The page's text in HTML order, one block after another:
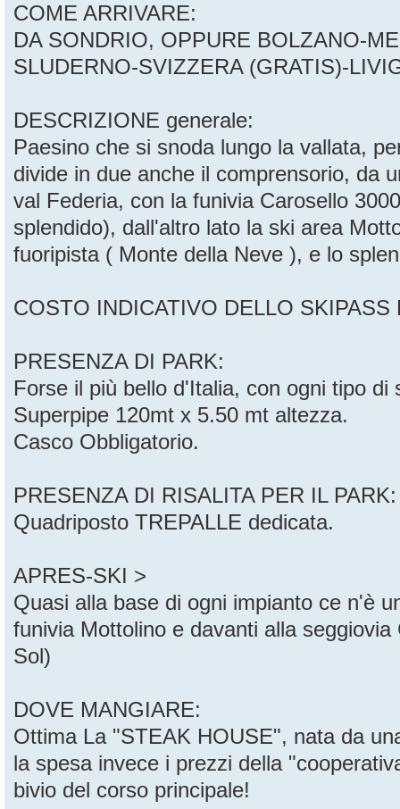
COME ARRIVARE:
DA SONDRIO, OPPURE BOLZANO-
SLUDERNO-SVIZZERA (GRATIS)-
DESCRIZIONE generale:
Paesino che si snoda lungo la vallata,
divide in due anche il comprensorio, da
val Federia, con la funivia Carosello
splendido), dall'altro lato la ski area
fuoripista ( Monte della Neve ), e lo
COSTO INDICATIVO DELLO
PRESENZA DI PARK:
Forse il più bello d'Italia, con ogni tipo
Superpipe 120mt x 5.50 mt altezza.
Casco Obbligatorio.
PRESENZA DI RISALITA PER IL PARK:
Quadriposto TREPALLE dedicata.
APRES-SKI >
Quasi alla base di ogni impianto ce n'è
funivia Mottolino e davanti alla
Sol)
DOVE MANGIARE:
Ottima La "STEAK HOUSE", nata da
la spesa invece i prezzi della
bivio del corso principale!